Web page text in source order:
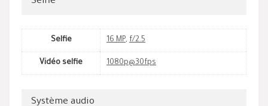
Selfie 16 MP, f/2.5
Vidéo selfie 1080p@30fps
Système audio